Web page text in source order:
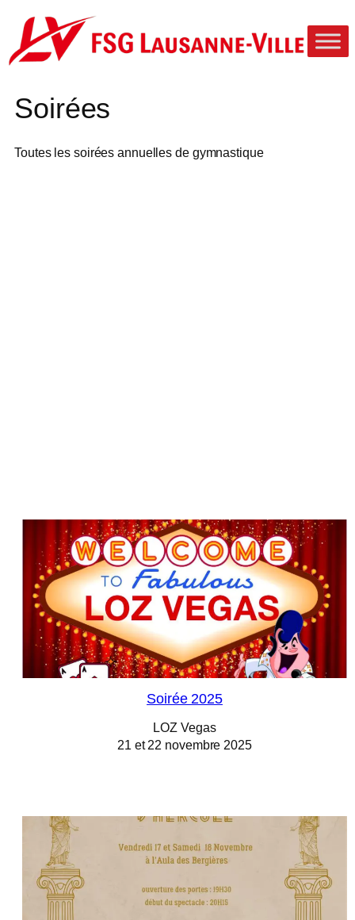
Aller
contenu
Soirées
Toutes les soirées annuelles de gymnastique
Soirée 2025
LOZ Vegas
21 et 22 novembre 2025